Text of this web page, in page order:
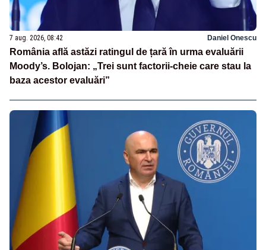
7 aug. 2026, 08:42 Daniel Onescu
România află astăzi ratingul de țară în urma evaluării
Moody’s. Bolojan: „Trei sunt factorii-cheie care stau la
baza acestor evaluări”